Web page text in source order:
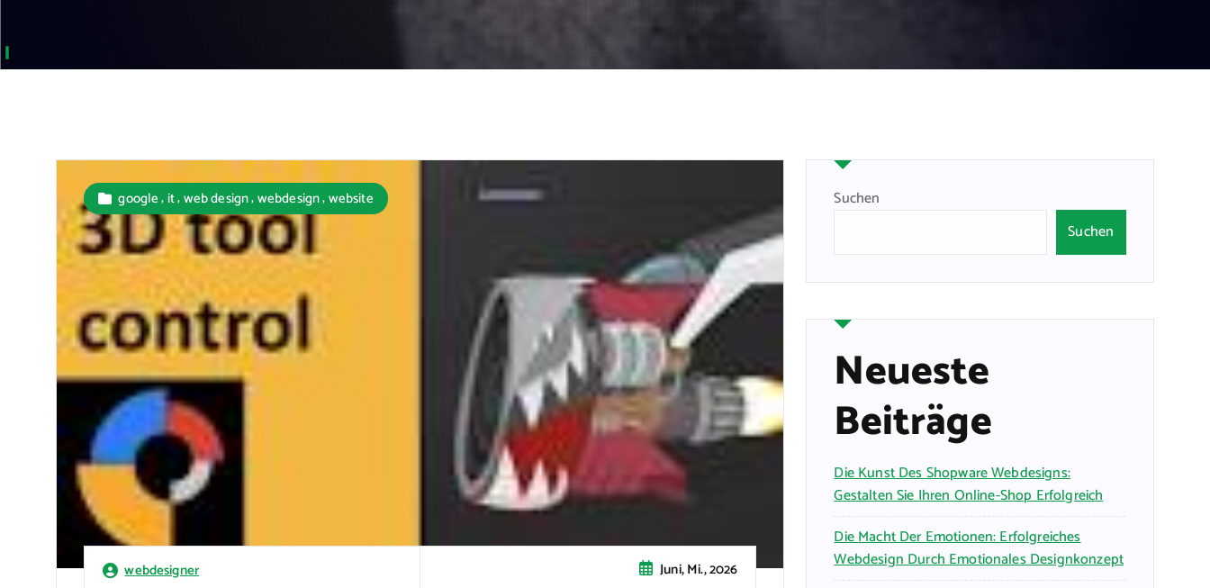
webdesigner Juni, Mi., 2026
google,it,web design,webdesign,website
Suchen
Suchen
Neueste
Beiträge
Die Kunst Des Shopware Webdesigns:
Gestalten Sie Ihren Online-Shop Erfolgreich
Die Macht Der Emotionen: Erfolgreiches
Webdesign Durch Emotionales Designkonzept